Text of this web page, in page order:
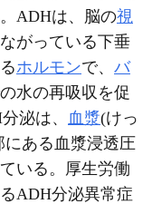
ADHは、脳の視
がっている下垂
ホルモンで、 バ
水の再吸収を促
泌は、 血漿(けっ
ある血漿浸透圧
いる。厚生労働
ADH分泌異常症